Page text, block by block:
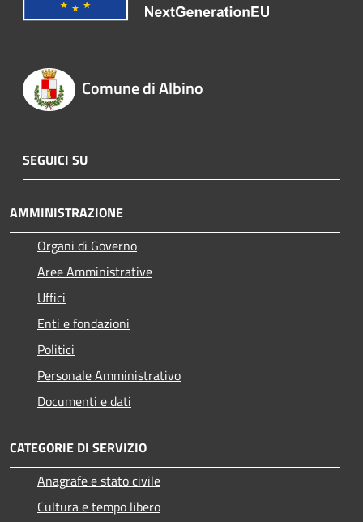
Comune di Albino
SEGUICI SU
AMMINISTRAZIONE
Organi di Governo
Aree Amministrative
Uffici
Enti e fondazioni
Politici
Personale Amministrativo
Documenti e dati
CATEGORIE DI SERVIZIO
Anagrafe e stato civile
Cultura e tempo libero